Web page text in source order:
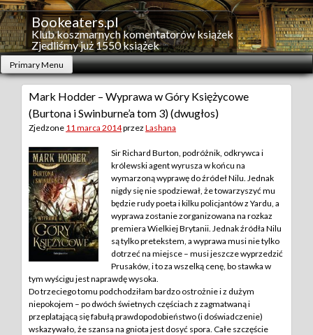
Skip
to
content
Bookeaters.pl
Klub koszmarnych komentatorów książek
Zjedliśmy już 1550 książek
Primary Menu
Mark Hodder – Wyprawa w Góry Księżycowe
(Burtona i Swinburne’a tom 3) (dwugłos)
Zjedzone 11 marca 2014przez Lashana
Sir Richard Burton, podróżnik, odkrywca i
królewski agent wyrusza w końcu na
wymarzoną wyprawę do źródeł Nilu. Jednak
nigdy się nie spodziewał, że towarzyszyć mu
będzie rudy poeta i kilku policjantów z Yardu, a
wyprawa zostanie zorganizowana na rozkaz
premiera Wielkiej Brytanii. Jednak źródła Nilu
są tylko pretekstem, a wyprawa musi nie tylko
dotrzeć na miejsce – musi jeszcze wyprzedzić
Prusaków, i to za wszelką cenę, bo stawka w
tym wyścigu jest naprawdę wysoka.
Do trzeciego tomu podchodziłam bardzo ostrożnie i z dużym
niepokojem – po dwóch świetnych częściach z zagmatwaną i
przeplatającą się fabułą prawdopodobieństwo (i doświadczenie)
wskazywało, że szansa na gniota jest dosyć spora. Całe szczęście